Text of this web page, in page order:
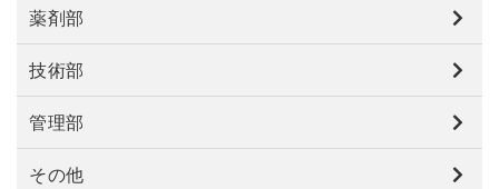
薬剤部
技術部
管理部
その他